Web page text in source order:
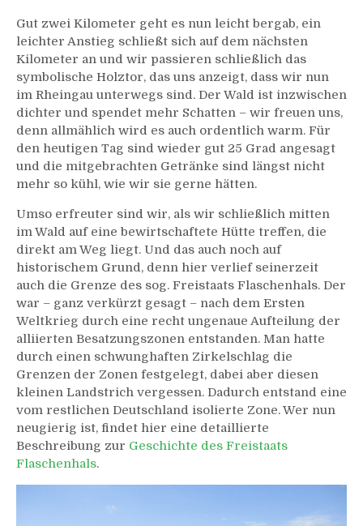
Gut zwei Kilometer geht es nun leicht bergab, ein
leichter Anstieg schließt sich auf dem nächsten
Kilometer an und wir passieren schließlich das
symbolische Holztor, das uns anzeigt, dass wir nun
im Rheingau unterwegs sind. Der Wald ist inzwischen
dichter und spendet mehr Schatten – wir freuen uns,
denn allmählich wird es auch ordentlich warm. Für
den heutigen Tag sind wieder gut 25 Grad angesagt
und die mitgebrachten Getränke sind längst nicht
mehr so kühl, wie wir sie gerne hätten.
Umso erfreuter sind wir, als wir schließlich mitten
im Wald auf eine bewirtschaftete Hütte treffen, die
direkt am Weg liegt. Und das auch noch auf
historischem Grund, denn hier verlief seinerzeit
auch die Grenze des sog. Freistaats Flaschenhals. Der
war – ganz verkürzt gesagt – nach dem Ersten
Weltkrieg durch eine recht ungenaue Aufteilung der
alliierten Besatzungszonen entstanden. Man hatte
durch einen schwunghaften Zirkelschlag die
Grenzen der Zonen festgelegt, dabei aber diesen
kleinen Landstrich vergessen. Dadurch entstand eine
vom restlichen Deutschland isolierte Zone. Wer nun
neugierig ist, findet hier eine detaillierte
Beschreibung zur Geschichte des Freistaats
Flaschenhals.